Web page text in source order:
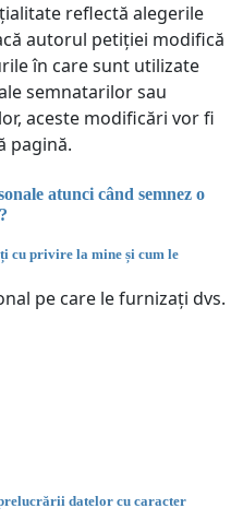
reflectă alegerile
autorul petiției modifică
în care sunt utilizate
semnatarilor sau
aceste modificări vor fi
pagină.
atunci când semnez o
cu privire la mine și cum le
pe care le furnizați dvs.
datelor cu caracter